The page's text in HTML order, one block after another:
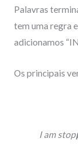
Palavras
tem uma regra
adicionamos
Os principais
I am stop